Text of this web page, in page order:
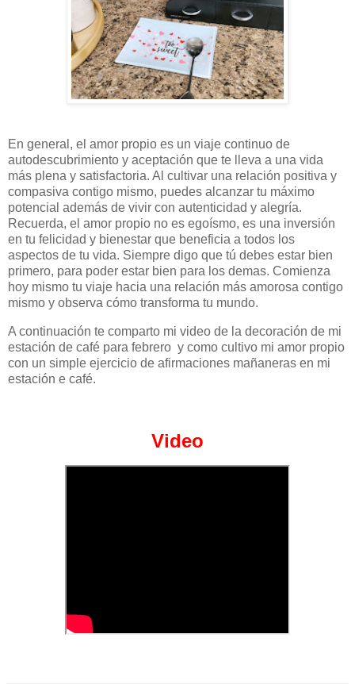
En general, el amor propio es un viaje continuo de
autodescubrimiento y aceptación que te lleva a una vida
más plena y satisfactoria. Al cultivar una relación positiva y
compasiva contigo mismo, puedes alcanzar tu máximo
potencial además de vivir con autenticidad y alegría.
Recuerda, el amor propio no es egoísmo, es una inversión
en tu felicidad y bienestar que beneficia a todos los
aspectos de tu vida. Siempre digo que tú debes estar bien
primero, para poder estar bien para los demas. Comienza
hoy mismo tu viaje hacia una relación más amorosa contigo
mismo y observa cómo transforma tu mundo.
A continuación te comparto mi video de la decoración de mi
estación de café para febrero y como cultivo mi amor propio
con un simple ejercicio de afirmaciones mañaneras en mi
estación e café.
Video